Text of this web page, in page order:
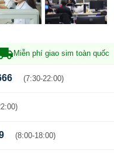
Miễn phí giao sim toàn quốc
(7:30-22:00)
(8:00-18:00)